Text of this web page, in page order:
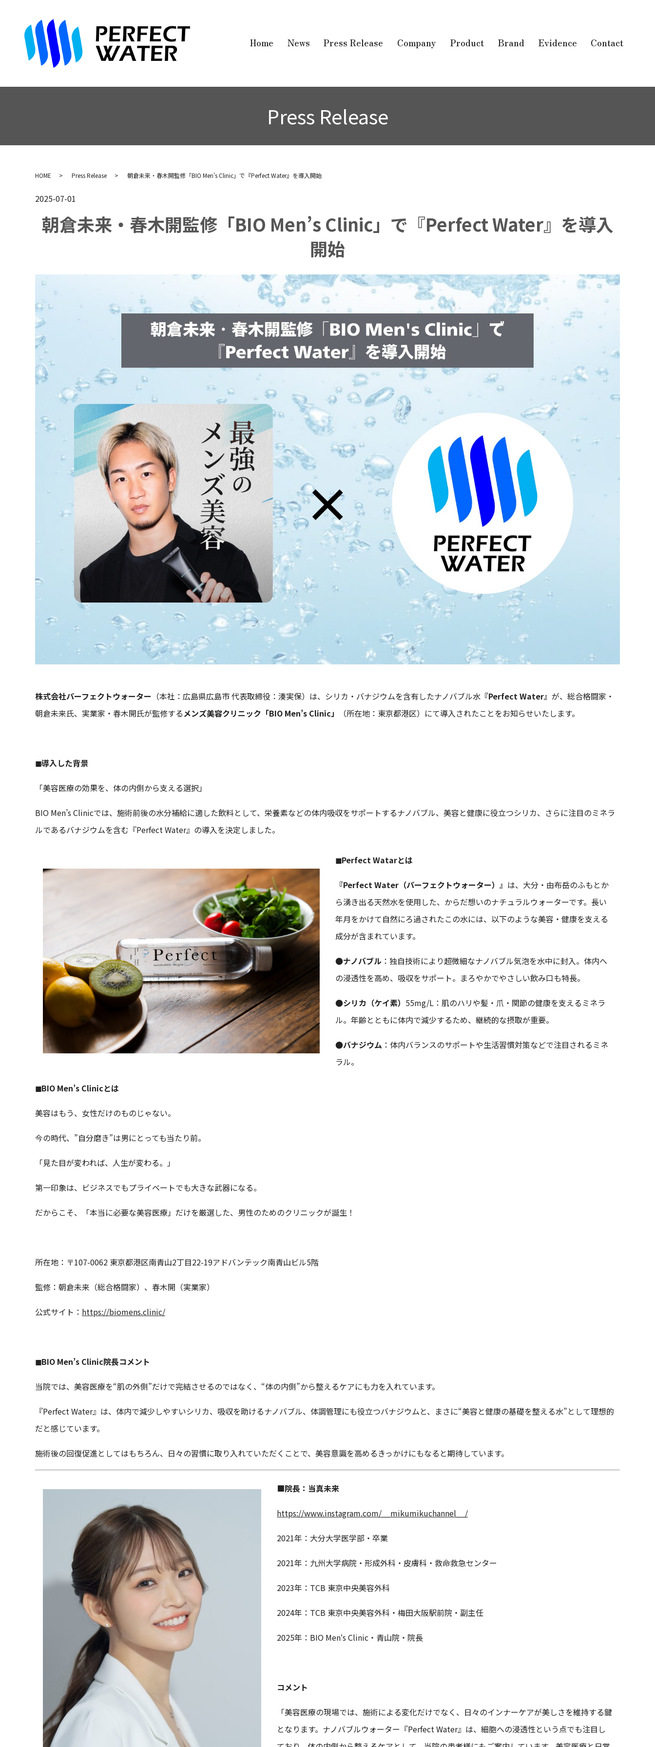
Home News Press Release Company Product Brand Evidence Contact
Press Release
HOME Press Release 朝倉未来・春木開監修「BIO Men’s Clinic」で『Perfect Water』を導入開始
2025-07-01
朝倉未来・春木開監修「BIO Men’s Clinic」で『Perfect Water』を導入
開始
株式会社パーフェクトウォーター （本社：広島県広島市 代表取締役：湊実保）は、シリカ・バナジウムを含有したナノバブル水 『Perfect Water』 が、総合格闘家・
朝倉未来氏、実業家・春木開氏が監修するメンズ美容クリニック「BIO Men’s Clinic」 （所在地：東京都港区）にて導入されたことをお知らせいたします。
◼︎導入した背景
「美容医療の効果を、体の内側から支える選択」
BIO Men’s Clinicでは、施術前後の水分補給に適した飲料として、栄養素などの体内吸収をサポートするナノバブル、美容と健康に役立つシリカ、さらに注目のミネラ
ルであるバナジウムを含む『Perfect Water』の導入を決定しました。
◼︎Perfect Watarとは
『Perfect Water（パーフェクトウォーター）』 は、大分・由布岳のふもとか
ら湧き出る天然水を使用した、からだ想いのナチュラルウォーターです。長い
年月をかけて自然にろ過されたこの水には、以下のような美容・健康を支える
成分が含まれています。
●ナノバブル ：独自技術により超微細なナノバブル気泡を水中に封入。体内へ
の浸透性を高め、吸収をサポート。まろやかでやさしい飲み口も特長。
●シリカ（ケイ素） 55mg/L：肌のハリや髪・爪・関節の健康を支えるミネラ
ル。年齢とともに体内で減少するため、継続的な摂取が重要。
●バナジウム ：体内バランスのサポートや生活習慣対策などで注目されるミネ
ラル。
◼︎BIO Men’s Clinicとは
美容はもう、女性だけのものじゃない。
今の時代、”自分磨き”は男にとっても当たり前。
「見た目が変われば、人生が変わる。」
第一印象は、ビジネスでもプライベートでも大きな武器になる。
だからこそ、「本当に必要な美容医療」だけを厳選した、男性のためのクリニックが誕生！
所在地：〒107-0062 東京都港区南青山2丁目22-19アドバンテック南青山ビル5階
監修：朝倉未来（総合格闘家）、春木開（実業家）
公式サイト： https://biomens.clinic/
◼︎BIO Men’s Clinic院長コメント
当院では、美容医療を“肌の外側”だけで完結させるのではなく、“体の内側”から整えるケアにも力を入れています。
『Perfect Water』は、体内で減少しやすいシリカ、吸収を助けるナノバブル、体調管理にも役立つバナジウムと、まさに“美容と健康の基礎を整える水”として理想的
だと感じています。
施術後の回復促進としてはもちろん、日々の習慣に取り入れていただくことで、美容意識を高めるきっかけにもなると期待しています。
■院長：当真未来
https://www.instagram.com/__mikumikuchannel__/
2021年：大分大学医学部・卒業
2021年：九州大学病院・形成外科・皮膚科・救命救急センター
2023年：TCB 東京中央美容外科
2024年：TCB 東京中央美容外科・梅田大阪駅前院・副主任
2025年：BIO Men‘s Clinic・青山院・院長
コメント
「美容医療の現場では、施術による変化だけでなく、日々のインナーケアが美しさを維持する鍵
となります。ナノバブルウォーター『Perfect Water』は、細胞への浸透性という点でも注目し